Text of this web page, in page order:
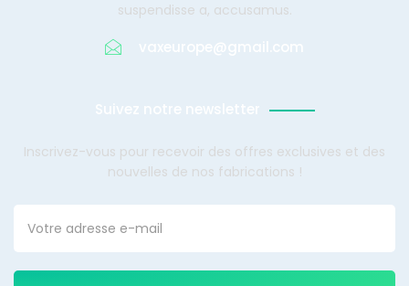
suspendisse a, accusamus.
vaxeurope@gmail.com
Suivez notre newsletter
Inscrivez-vous pour recevoir des offres exclusives et des
nouvelles de nos fabrications !